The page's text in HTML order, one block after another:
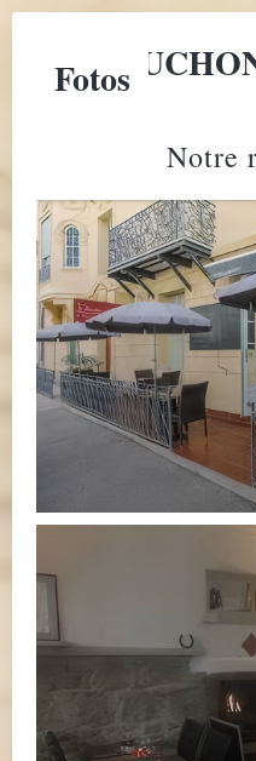
LE
Fotos
Notre